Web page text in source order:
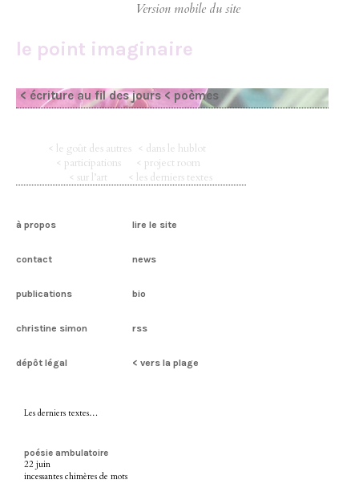
le point imaginaire
< écriture au fil des jours < poèmes
< le goût des autres < dans le hublot
< participations
< project room
< sur l’art
< les derniers textes
à propos lire le site
contact news
publications bio
christine simon rss
dépôt légal < vers la plage
Les derniers textes…
poésie ambulatoire
22 juin
incessantes chimères de mots